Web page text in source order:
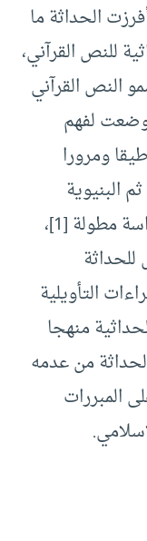
الحداثة ما
للنص القرآني،
النص القرآني
وضعت لفهم
ومرورا
البنيوية
والتفكيكية وكل منها يحتاج الى دراسة مطولة [1]،
التأويلية
منهجا
من عدمه
المبررات